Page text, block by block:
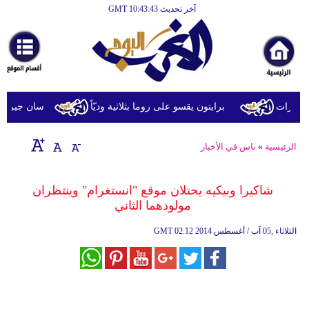
آخر تحديث GMT 10:43:43
أخبارعاجلة
رياضة
ثقافة
إقتصاد
وموسيقى
سان جيرمان برايتون يقسو على روما بثلاثية وديّاً
الرئيسية » ناس في الأخبار
شاكيرا وبيكيه يحتلان موقع "انستغرام" وينتظران
مولودهما الثاني
GMT 02:12 2014 الثلاثاء ,05 آب / أغسطس